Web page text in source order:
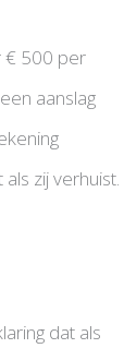
€ 500 per
aanslag
zij verhuist.
dat als